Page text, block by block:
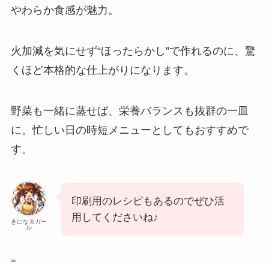
やわらか食感が魅力。
火加減を気にせず“ほったらかし”で作れるのに、驚
くほど本格的な仕上がりになります。
野菜も一緒に蒸せば、栄養バランスも抜群の一皿
に。忙しい日の時短メニューとしてもおすすめで
す。
きになるガー
ル
印刷用のレシピもあるのでぜひ活
用してくださいね♪